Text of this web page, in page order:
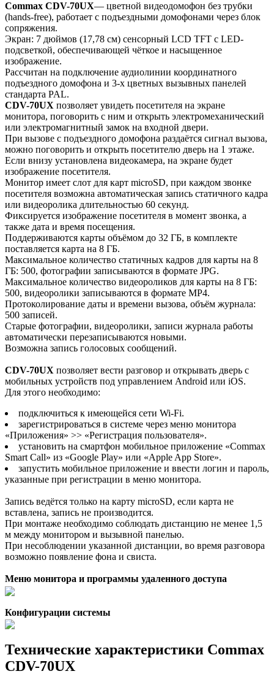
Commax CDV-70UX— цветной видеодомофон без трубки
(hands-free), работает с подъездными домофонами через блок
сопряжения.
Экран: 7 дюймов (17,78 см) сенсорный LCD TFT с LED-
подсветкой, обеспечивающей чёткое и насыщенное
изображение.
Рассчитан на подключение аудиолинии координатного
подъездного домофона и 3-х цветных вызывных панелей
стандарта PAL.
CDV-70UX позволяет увидеть посетителя на экране
монитора, поговорить с ним и открыть электромеханический
или электромагнитный замок на входной двери.
При вызове с подъездного домофона раздаётся сигнал вызова,
можно поговорить и открыть посетителю дверь на 1 этаже.
Если внизу установлена видеокамера, на экране будет
изображение посетителя.
Монитор имеет слот для карт microSD, при каждом звонке
посетителя возможна автоматическая запись статичного кадра
или видеоролика длительностью 60 секунд.
Фиксируется изображение посетителя в момент звонка, а
также дата и время посещения.
Поддерживаются карты объёмом до 32 ГБ, в комплекте
поставляется карта на 8 ГБ.
Максимальное количество статичных кадров для карты на 8
ГБ: 500, фотографии записываются в формате JPG.
Максимальное количество видеороликов для карты на 8 ГБ:
500, видеоролики записываются в формате MP4.
Протоколирование даты и времени вызова, объём журнала:
500 записей.
Старые фотографии, видеоролики, записи журнала работы
автоматически перезаписываются новыми.
Возможна запись голосовых сообщений.
CDV-70UX позволяет вести разговор и открывать дверь с
мобильных устройств под управлением Android или iOS.
Для этого необходимо:
подключиться к имеющейся сети Wi-Fi.
зарегистрироваться в системе через меню монитора
«Приложения» >> «Регистрация пользователя».
установить на смартфон мобильное приложение «Commax
Smart Call» из «Google Play» или «Apple App Store».
запустить мобильное приложение и ввести логин и пароль,
указанные при регистрации в меню монитора.
Запись ведётся только на карту microSD, если карта не
вставлена, запись не производится.
При монтаже необходимо соблюдать дистанцию не менее 1,5
м между монитором и вызывной панелью.
При несоблюдении указанной дистанции, во время разговора
возможно появление фона и свиста.
Меню монитора и программы удаленного доступа
Конфигурации системы
Технические характеристики Commax
CDV-70UX